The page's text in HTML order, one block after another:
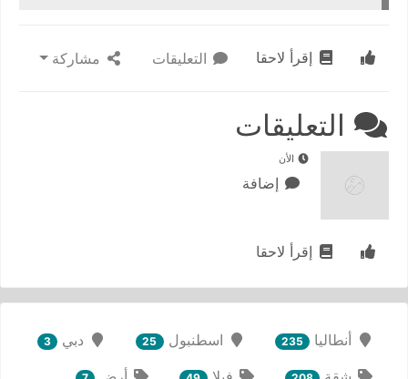
إقرأ لاحقا التعليقات مشاركة
التعليقات
الأن
إضافة
إقرأ لاحقا
أنطاليا 235 اسطنبول 25 دبي 3